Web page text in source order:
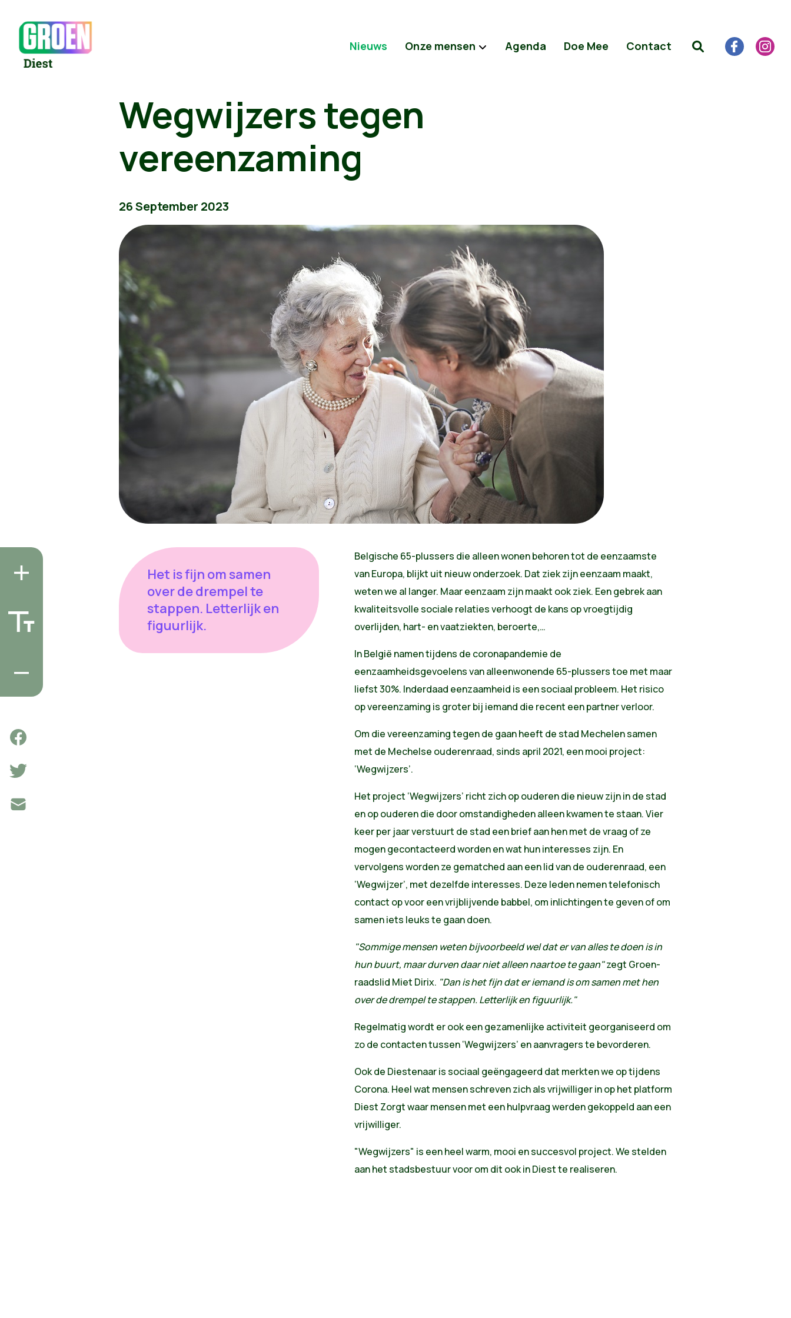
Nieuws Onze mensen Agenda Doe Mee Contact
Wegwijzers tegen
vereenzaming
26 September 2023
Het is fijn om samen
over de drempel te
stappen. Letterlijk en
figuurlijk.
Belgische 65-plussers die alleen wonen behoren tot de eenzaamste
van Europa, blijkt uit nieuw onderzoek. Dat ziek zijn eenzaam maakt,
weten we al langer. Maar eenzaam zijn maakt ook ziek. Een gebrek aan
kwaliteitsvolle sociale relaties verhoogt de kans op vroegtijdig
overlijden, hart- en vaatziekten, beroerte,…
In België namen tijdens de coronapandemie de
eenzaamheidsgevoelens van alleenwonende 65-plussers toe met maar
liefst 30%. Inderdaad eenzaamheid is een sociaal probleem. Het risico
op vereenzaming is groter bij iemand die recent een partner verloor.
Om die vereenzaming tegen de gaan heeft de stad Mechelen samen
met de Mechelse ouderenraad, sinds april 2021, een mooi project:
‘Wegwijzers’.
Het project ‘Wegwijzers’ richt zich op ouderen die nieuw zijn in de stad
en op ouderen die door omstandigheden alleen kwamen te staan.Vier
keer per jaar verstuurt de stad een brief aan hen met de vraag of ze
mogen gecontacteerd worden en wat hun interesses zijn. En
vervolgens worden ze gematched aan een lid van de ouderenraad, een
‘Wegwijzer’, met dezelfde interesses. Deze leden nemen telefonisch
contact op voor een vrijblijvende babbel, om inlichtingen te geven of om
samen iets leuks te gaan doen.
"Sommige mensen weten bijvoorbeeld wel dat er van alles te doen is in
hun buurt, maar durven daar niet alleen naartoe te gaan"zegt Groen-
raadslid Miet Dirix. "Dan is het fijn dat er iemand is om samen met hen
over de drempel te stappen. Letterlijk en figuurlijk."
Regelmatig wordt er ook een gezamenlijke activiteit georganiseerd om
zo de contacten tussen ‘Wegwijzers’ en aanvragers te bevorderen.
Ook de Diestenaar is sociaal geëngageerd dat merkten we op tijdens
Corona. Heel wat mensen schreven zich als vrijwilliger in ophet platform
Diest Zorgt waar mensen met een hulpvraag werden gekoppeld aan een
vrijwilliger.
"Wegwijzers" is een heel warm, mooi en succesvol project. We stelden
aan het stadsbestuur voor om dit ook in Diest te realiseren.